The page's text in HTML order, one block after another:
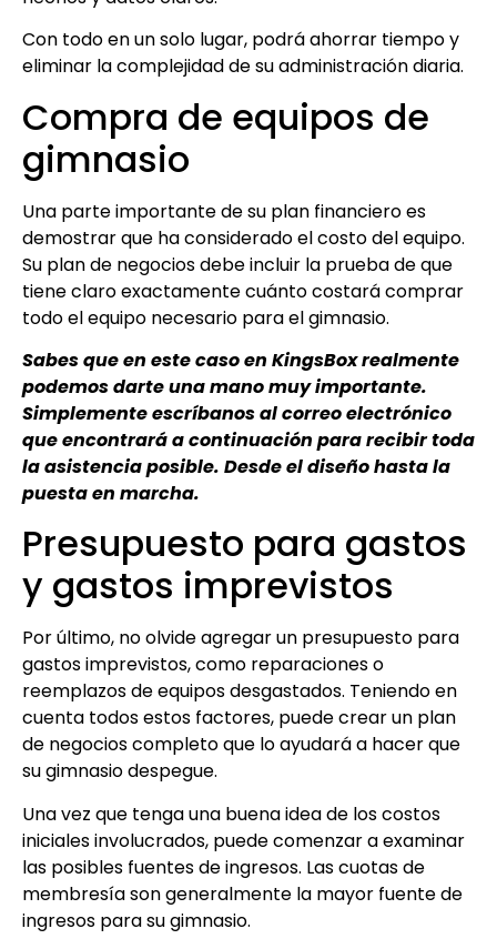
Con todo en un solo lugar, podrá ahorrar tiempo y
eliminar la complejidad de su administración diaria.
Compra de equipos de
gimnasio
Una parte importante de su plan financiero es
demostrar que ha considerado el costo del equipo.
Su plan de negocios debe incluir la prueba de que
tiene claro exactamente cuánto costará comprar
todo el equipo necesario para el gimnasio.
Sabes que en este caso en KingsBox realmente
podemos darte una mano muy importante.
Simplemente escríbanos al correo electrónico
que encontrará a continuación para recibir toda
la asistencia posible. Desde el diseño hasta la
puesta en marcha.
Presupuesto para gastos
y gastos imprevistos
Por último, no olvide agregar un presupuesto para
gastos imprevistos, como reparaciones o
reemplazos de equipos desgastados. Teniendo en
cuenta todos estos factores, puede crear un plan
de negocios completo que lo ayudará a hacer que
su gimnasio despegue.
Una vez que tenga una buena idea de los costos
iniciales involucrados, puede comenzar a examinar
las posibles fuentes de ingresos. Las cuotas de
membresía son generalmente la mayor fuente de
ingresos para su gimnasio.